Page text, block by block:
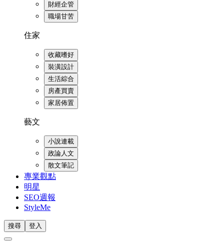
財經企管
職場甘苦
住家
收藏嗜好
裝潢設計
生活綜合
房產買賣
家居佈置
藝文
小說連載
政論人文
散文筆記
專業觀點
明星
SEO週報
StyleMe
搜尋 登入